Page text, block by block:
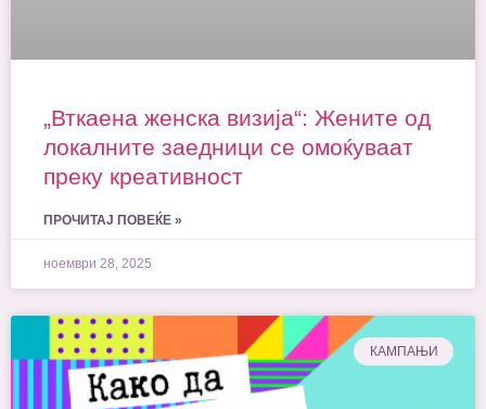
„Вткаена женска визија“: Жените од
локалните заедници се омоќуваат
преку креативност
ПРОЧИТАЈ ПОВЕЌЕ »
ноември 28, 2025
КАМПАЊИ